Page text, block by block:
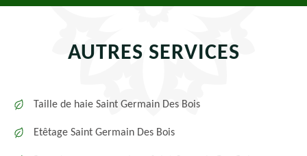
AUTRES SERVICES
Taille de haie Saint Germain Des Bois
Etêtage Saint Germain Des Bois